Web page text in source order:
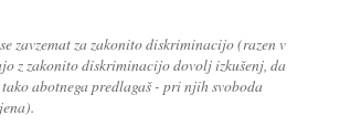
zavzemat za zakonito diskriminacijo (razen v
z zakonito diskriminacijo dovolj izkušenj, da
abotnega predlagaš - pri njih svoboda